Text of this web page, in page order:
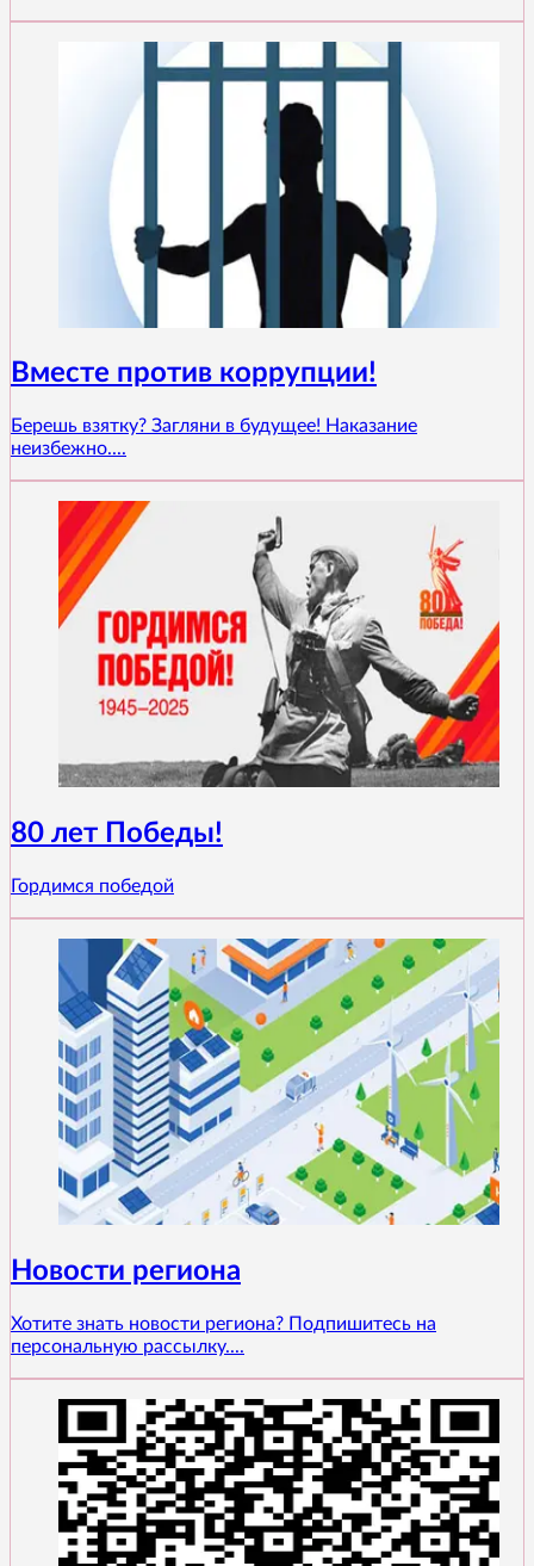
Вместе против коррупции!
Берешь взятку? Загляни в будущее! Наказание
неизбежно....
80 лет Победы!
Гордимся победой
Новости региона
Хотите знать новости региона? Подпишитесь на
персональную рассылку....